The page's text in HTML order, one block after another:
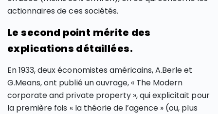
actionnaires de ces sociétés.
Le second point mérite des
explications détaillées.
En 1933, deux économistes américains, A.Berle et
G.Means, ont publié un ouvrage, « The Modern
corporate and private property », qui explicitait pour
la première fois « la théorie de l’agence » (ou, plus